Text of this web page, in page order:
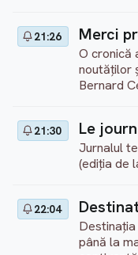
21:26 Merci
O cronică
noutăților
Bernard
21:30 Le
Jurnalul
(ediţia de
22:04
până la